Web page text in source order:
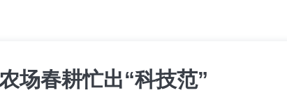
场春耕忙出“科技范”